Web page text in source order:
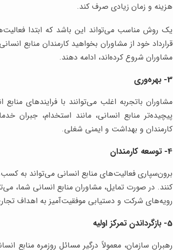
هزینه و زمان زیادی صرف کند.
یک روش مناسب می‌تواند این باشد که ابتدا
قرارداد خود از مشاوران بخواهید کارمندان منابع
مشاوران شروع کرده‌اند، ادامه دهند.
3- بهره‌وری
مشاوران باتجربه اغلب می‌توانند با فرایندهای
پیچیده‌تر منابع انسانی، مانند استخدام، جبران
کارمندان و بهداشت و ایمنی شغلی.
4- توسعه کارمندان
برون‌سپاری فعالیت‌های منابع انسانی می‌تواند به
کنند. در صورت تمایل، مشاوران منابع انسانی شما،
رویه‌های شرکت و دستیابی موفقیت‌آمیز به اهداف
5- بازگرداندن تمرکز اولیه
رهبران سازمان، معمولاً درگیر مسائل روزمره